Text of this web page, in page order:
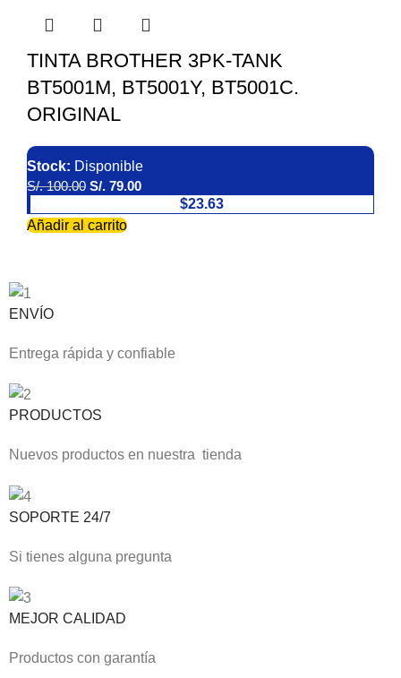
TINTA BROTHER 3PK-TANK
BT5001M, BT5001Y, BT5001C.
ORIGINAL
Stock: Disponible
S/.100.00 S/. 79.00
$23.63
Añadir al carrito
ENVÍO
Entrega rápida y confiable
PRODUCTOS
Nuevos productos en nuestra tienda
SOPORTE 24/7
Si tienes alguna pregunta
MEJOR CALIDAD
Productos con garantía